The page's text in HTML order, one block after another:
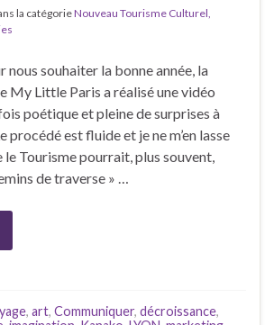
la catégorieNouveau Tourisme Culturel,
nous souhaiter la bonne année, la
My Little Paris a réalisé une vidéo
poétique et pleine de surprises à
procédé est fluide et je ne m’en lasse
le Tourisme pourrait, plus souvent,
de traverse » …
, art, Communiquer, décroissance,